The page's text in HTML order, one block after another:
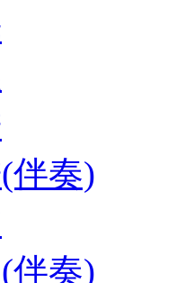
伴奏)
伴奏)